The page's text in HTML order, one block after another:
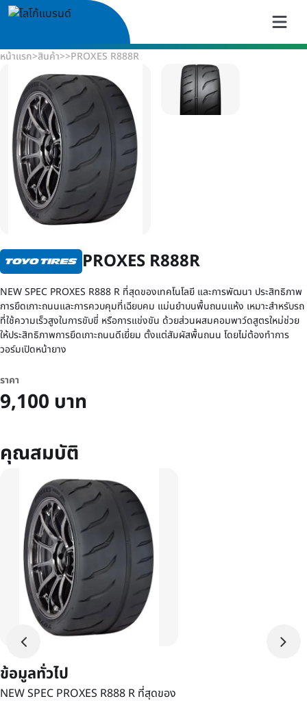
หน้าแรก>สินค้า>>PROXES R888R
PROXES R888R
NEW SPEC PROXES R888 R ที่สุดของเทคโนโลยี และการพัฒนา ประสิทธิภาพ
การยึดเกาะถนนและการควบคุมที่เฉียบคม แม่นยำบนพื้นถนนแห้ง เหมาะสำหรับรถ
ที่ใช้ความเร็วสูงในการขับขี่ หรือการแข่งขัน ด้วยส่วนผสมคอมพาว์ดสูตรใหม่ช่วย
ให้ประสิทธิภาพการยึดเกาะถนนดีเยี่ยม ตั้งแต่สัมผัสพื้นถนน โดยไม่ต้องทำการ
วอร์มเปิดหน้ายาง
ราคา
9,100 บาท
คุณสมบัติ
ข้อมูลทั่วไป
NEW SPEC PROXES R888 R ที่สุดของ